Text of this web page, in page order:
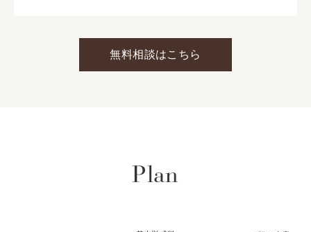
無料相談はこちら
Plan